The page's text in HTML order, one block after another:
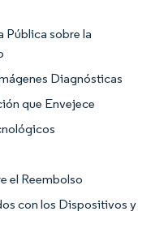
Pública sobre la
Diagnósticas
que Envejece
el Reembolso
con los Dispositivos y